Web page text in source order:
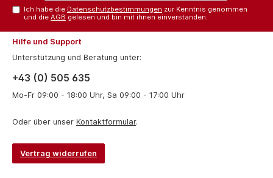
Ich habe die Datenschutzbestimmungen zur Kenntnis genommen
und dieAGB gelesen und bin mit ihnen einverstanden.
Hilfe und Support
Unterstützung und Beratung unter:
+43 (0) 505 635
Mo-Fr 09:00 - 18:00 Uhr, Sa 09:00 - 17:00 Uhr
Oder über unser Kontaktformular.
Vertrag widerrufen